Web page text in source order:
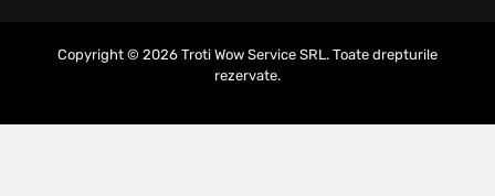
Copyright © 2026 Troti Wow Service SRL. Toate drepturile
rezervate.